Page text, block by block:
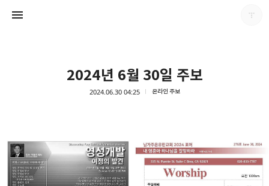
2024년 6월 30일 주보
2024.06.30 04:25 온라인 주보
남가주온유한교회